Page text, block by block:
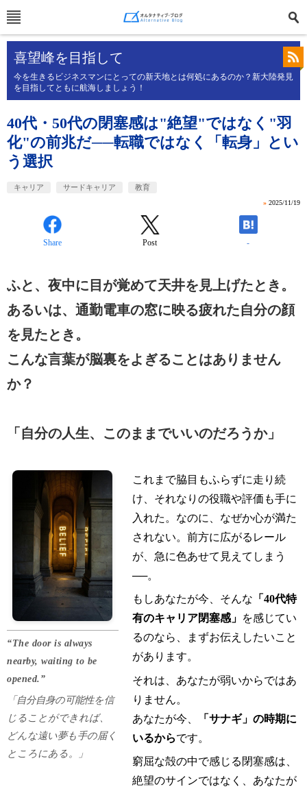
喜望峰を目指して
今を生きるビジネスマンにとっての新天地とは何処にあるのか？新大陸発見
を目指してともに航海しましょう！
40代・50代の閉塞感は"絶望"ではなく"羽
化"の前兆だ──転職ではなく「転身」とい
う選択
キャリア サードキャリア 教育
» 2025/11/19
Share Post -
ふと、夜中に目が覚めて天井を見上げたとき。
あるいは、通勤電車の窓に映る疲れた自分の顔
を見たとき。
こんな言葉が脳裏をよぎることはありません
か？
「自分の人生、このままでいいのだろうか」
“The door is always
nearby, waiting to be
opened.”
「自分自身の可能性を信
じることができれば、
どんな遠い夢も手の届く
ところにある。」
これまで脇目もふらずに走り続
け、それなりの役職や評価も手に
入れた。なのに、なぜか心が満た
されない。前方に広がるレール
が、急に色あせて見えてしまう
──。
もしあなたが今、そんな 「40代特
有のキャリア閉塞感」 を感じてい
るのなら、まずお伝えしたいこと
があります。
それは、あなたが弱いからではあ
りません。
あなたが今、
「サナギ」の時期に
いるからです。
窮屈な殻の中で感じる閉塞感は、
絶望のサインではなく、あなたが